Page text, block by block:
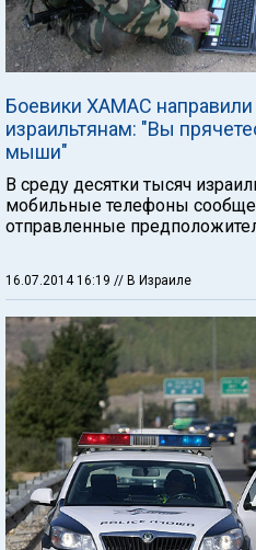
Боевики ХАМАС
израильтянам: "Вы
мыши"
В среду десятки тысяч
мобильные телефоны
отправленные
16.07.2014 16:19 // В Израиле